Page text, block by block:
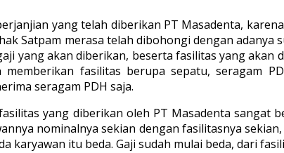
yang telah diberikan PT Masadenta,
Satpam merasa telah dibohongi dengan
yang akan diberikan, beserta fasilitas yang akan
fasilitas berupa sepatu, seragam
seragam PDH saja.
yang diberikan oleh PT Masadenta sangat
nominalnya sekian dengan fasilitasnya
itu beda. Gaji sudah mulai beda, dari